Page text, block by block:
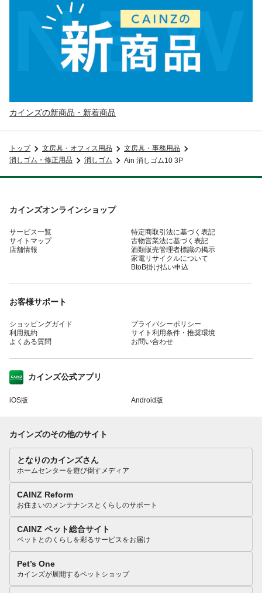
カインズの新商品・新着商品
トップ 文房具・オフィス用品
文房具・事務用品
消しゴム・修正用品
消しゴム Ain 消しゴム10 3P
カインズオンラインショップ
サービス一覧
サイトマップ
店舗情報
特定商取引法に基づく表記
古物営業法に基づく表記
酒類販売管理者標識の掲示
家電リサイクルについて
BtoB掛け払い申込
お客様サポート
ショッピングガイド
利用規約
よくある質問
プライバシーポリシー
サイト利用条件・推奨環境
お問い合わせ
カインズ公式アプリ
iOS版 Android版
カインズのその他のサイト
となりのカインズさん
ホームセンターを遊び倒すメディア
CAINZ Reform
お住まいのメンテナンスとくらしのサポート
CAINZ ペット総合サイト
ペットとのくらしを彩るサービスをお届け
Pet’s One
カインズが展開するペットショップ